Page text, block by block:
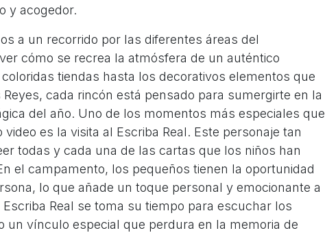
y acogedor.
a un recorrido por las diferentes áreas del
cómo se recrea la atmósfera de un auténtico
tiendas hasta los decorativos elementos que
cada rincón está pensado para sumergirte en la
del año. Uno de los momentos más especiales que
es la visita al Escriba Real. Este personaje tan
todas y cada una de las cartas que los niños han
el campamento, los pequeños tienen la oportunidad
lo que añade un toque personal y emocionante a
Real se toma su tiempo para escuchar los
un vínculo especial que perdura en la memoria de